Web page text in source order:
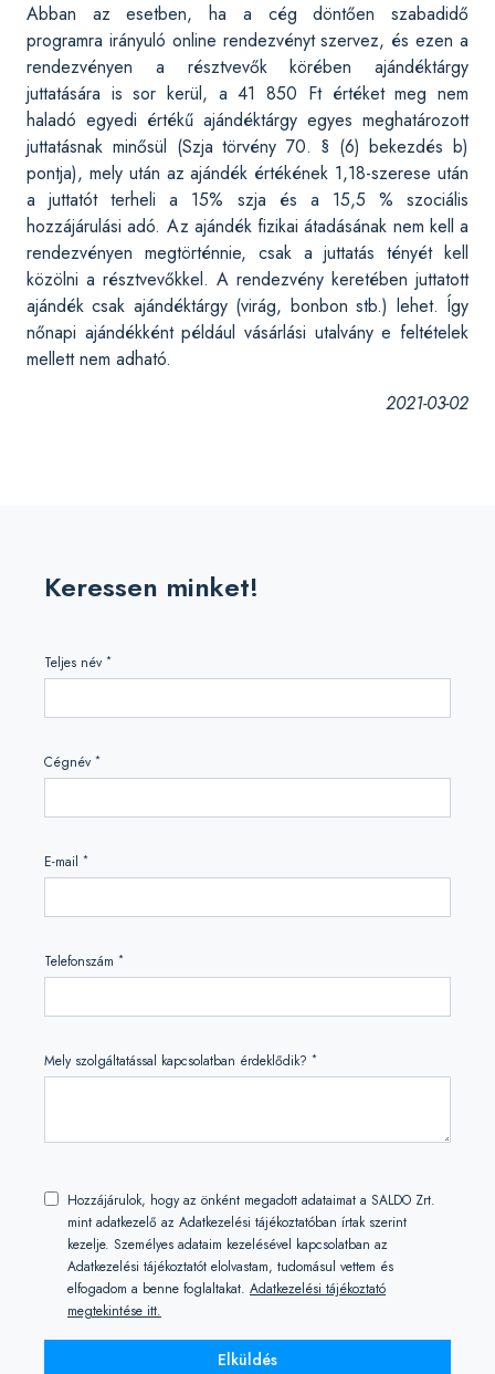
Abban az esetben, ha a cég döntően szabadidő
programra irányuló online rendezvényt szervez, és ezen a
rendezvényen a résztvevők körében ajándéktárgy
juttatására is sor kerül, a 41 850 Ft értéket meg nem
haladó egyedi értékű ajándéktárgy egyes meghatározott
juttatásnak minősül (Szja törvény 70. § (6) bekezdés b)
pontja), mely után az ajándék értékének 1,18-szerese után
a juttatót terheli a 15% szja és a 15,5 % szociális
hozzájárulási adó. Az ajándék fizikai átadásának nem kell a
rendezvényen megtörténnie, csak a juttatás tényét kell
közölni a résztvevőkkel. A rendezvény keretében juttatott
ajándék csak ajándéktárgy (virág, bonbon stb.) lehet. Így
nőnapi ajándékként például vásárlási utalvány e feltételek
mellett nem adható.
2021-03-02
Keressen minket!
Teljes név *
Cégnév *
E-mail *
Telefonszám *
Mely szolgáltatással kapcsolatban érdeklődik? *
Hozzájárulok, hogy az önként megadott adataimat a SALDO Zrt.
mint adatkezelő az Adatkezelési tájékoztatóban írtak szerint
kezelje. Személyes adataim kezelésével kapcsolatban az
Adatkezelési tájékoztatót elolvastam, tudomásul vettem és
elfogadom a benne foglaltakat. Adatkezelési tájékoztató
megtekintése itt.
Elküldés